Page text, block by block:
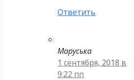
Ответить
Маруська
1 сентября, 2018 в
9:22 пп